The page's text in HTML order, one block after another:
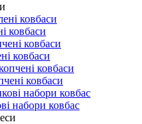
ковбаси
ковбаси
ковбаси
набори ковбас